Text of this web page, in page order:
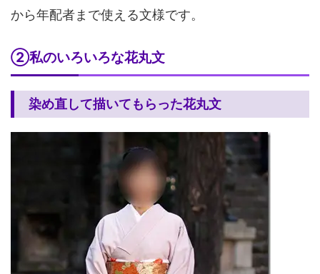
から年配者まで使える文様です。
②私のいろいろな花丸文
染め直して描いてもらった花丸文